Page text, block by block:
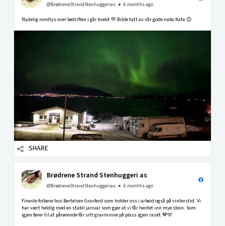
@BrødreneStrandStenhuggerias 6 months ago
Nydelig nordlys over bedriften i går kveld.💚 Bilde tatt av vår gode nabo Kate.😊
SHARE
Brødrene Strand Stenhuggeri as
@BrødreneStrandStenhuggerias 6 months ago
Fineste folkene hos Bertelsen Gravferd som holder oss i arbeid også på vinterstid. Vi
har vært heldig med en stabil januar som gjør at vi får hentet inn mye stein. Som
igjen fører til at pårørende får sitt gravminne på plass igjen raskt.🤎🩵